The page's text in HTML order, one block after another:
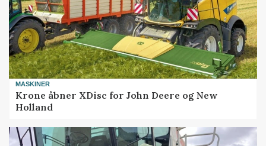
MASKINER
Krone åbner XDisc for John Deere og New
Holland